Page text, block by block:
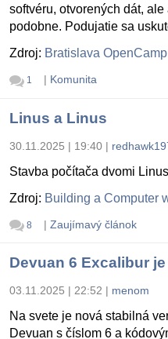
softvéru, otvorených dát,
podobne. Podujatie sa
Zdroj: Bratislava OpenCamp
1 | Komunita
Linus a Linus
30.11.2025 | 19:40 |
Stavba počítača dvomi
Zdroj: Building a Computer
8 | Zaujímavý článok
Devuan 6 Excalibur
03.11.2025 | 22:52 | menom
Na svete je nová stabilná
Devuan s číslom 6 a